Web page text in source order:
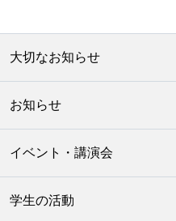
大切なお知らせ
お知らせ
イベント・講演会
学生の活動